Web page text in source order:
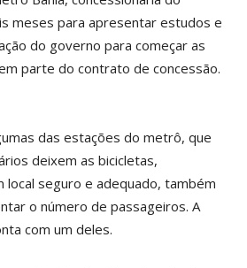
meses para apresentar estudos e
do governo para começar as
parte do contrato de concessão.
das estações do metrô, que
deixem as bicicletas,
local seguro e adequado, também
o número de passageiros. A
com um deles.